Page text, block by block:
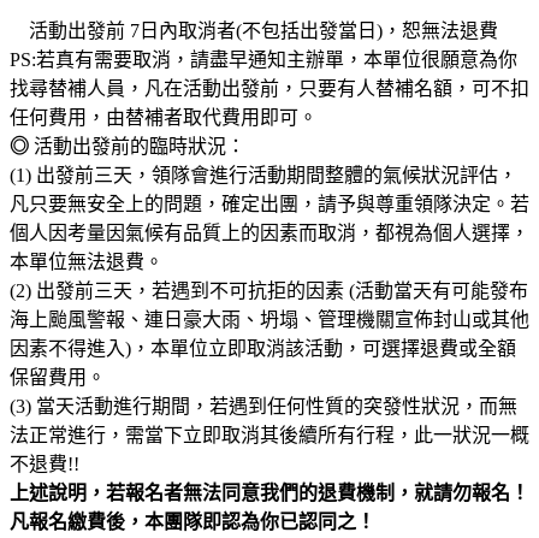
活動出發前 7日內取消者(不包括出發當日)，恕無法退費
PS:若真有需要取消，請盡早通知主辦單，本單位很願意為你
找尋替補人員，凡在活動出發前，只要有人替補名額，可不扣
任何費用，由替補者取代費用即可。
◎ 活動出發前的臨時狀況：
(1) 出發前三天，領隊會進行活動期間整體的氣候狀況評估，
凡只要無安全上的問題，確定出團，請予與尊重領隊決定。若
個人因考量因氣候有品質上的因素而取消，都視為個人選擇，
本單位無法退費。
(2) 出發前三天，若遇到不可抗拒的因素 (活動當天有可能發布
海上颱風警報、連日豪大雨、坍塌、管理機關宣佈封山或其他
因素不得進入)，本單位立即取消該活動，可選擇退費或全額
保留費用。
(3) 當天活動進行期間，若遇到任何性質的突發性狀況，而無
法正常進行，需當下立即取消其後續所有行程，此一狀況一概
不退費!!
上述說明，若報名者無法同意我們的退費機制，就請勿報名！
凡報名繳費後，本團隊即認為你已認同之！